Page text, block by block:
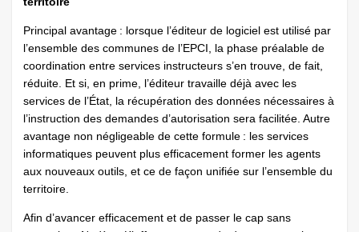
Principal avantage : lorsque l’éditeur de logiciel est utilisé par
l’ensemble des communes de l’EPCI, la phase préalable de
coordination entre services instructeurs s’en trouve, de fait,
réduite. Et si, en prime, l’éditeur travaille déjà avec les
services de l’État, la récupération des données nécessaires à
l’instruction des demandes d’autorisation sera facilitée. Autre
avantage non négligeable de cette formule : les services
informatiques peuvent plus efficacement former les agents
aux nouveaux outils, et ce de façon unifiée sur l’ensemble du
territoire.
Afin d’avancer efficacement et de passer le cap sans